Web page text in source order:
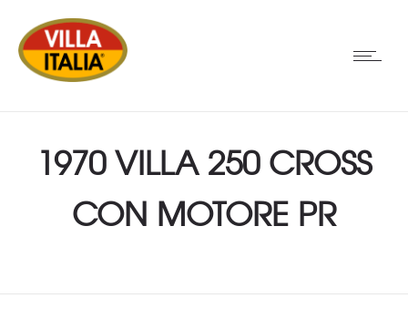
1970 VILLA 250 CROSS
CON MOTORE PR